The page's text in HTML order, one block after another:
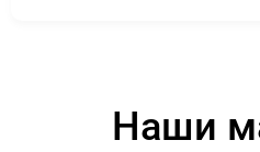
Наши